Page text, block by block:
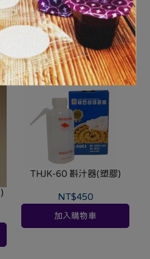
THS-25韓國銀聖餐餅盤-
不含蓋 (特價)
NT$1,750
已售完
THJK-60 斟汁器(塑膠)
NT$450
加入購物車